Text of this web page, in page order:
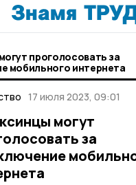
проголосовать за
мобильного интернета
17 июля 2023, 09:01
могут
за